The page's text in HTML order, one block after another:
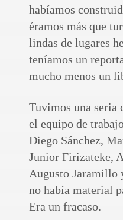
habíamos
éramos más que
lindas de lugares
teníamos un
mucho menos un
Tuvimos una seria
el equipo de
Diego Sánchez,
Junior Firizateke,
Augusto Jaramillo
no había material
Era un fracaso.